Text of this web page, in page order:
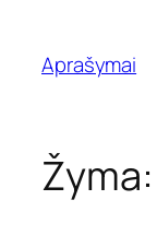
turinio
Aprašymai
Žyma: